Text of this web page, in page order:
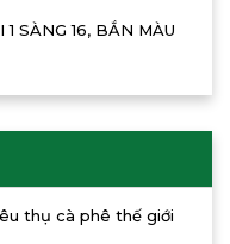
SÀNG 16, BẮN MÀU
thụ cà phê thế giới